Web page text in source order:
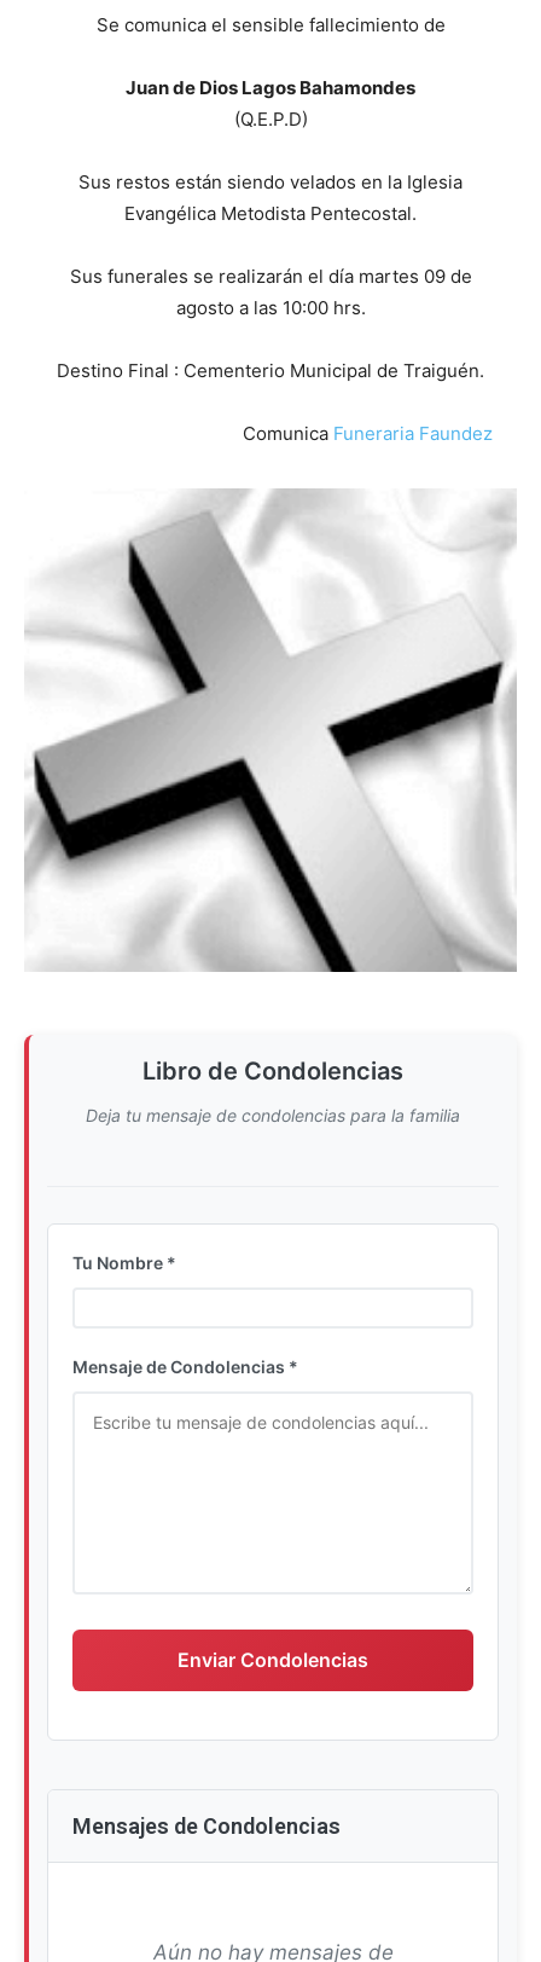
Se comunica el sensible fallecimiento de
Juan de Dios Lagos Bahamondes
(Q.E.P.D)
Sus restos están siendo velados en la Iglesia
Evangélica Metodista Pentecostal.
Sus funerales se realizarán el día martes 09 de
agosto a las 10:00 hrs.
Destino Final : Cementerio Municipal de Traiguén.
Comunica Funeraria Faundez
Libro de Condolencias
Deja tu mensaje de condolencias para la familia
Tu Nombre *
Mensaje de Condolencias *
Enviar Condolencias
Mensajes de Condolencias
Aún no hay mensajes de